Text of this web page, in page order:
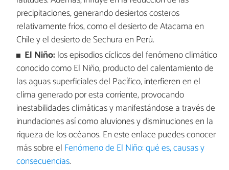
precipitaciones, generando desiertos costeros
relativamente fríos, como el desierto de Atacama en
Chile y el desierto de Sechura en Perú.
El Niño: los episodios cíclicos del fenómeno climático
conocido como El Niño, producto del calentamiento de
las aguas superficiales del Pacífico, interfieren en el
clima generado por esta corriente, provocando
inestabilidades climáticas y manifestándose a través de
inundaciones así como aluviones y disminuciones en la
riqueza de los océanos. En este enlace puedes conocer
más sobre el Fenómeno de El Niño: qué es, causas y
consecuencias.